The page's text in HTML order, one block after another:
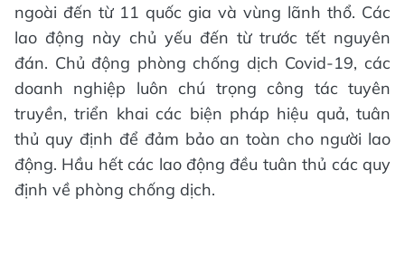
ngoài đến từ 11 quốc gia và vùng lãnh thổ. Các
lao động này chủ yếu đến từ trước tết nguyên
đán. Chủ động phòng chống dịch Covid-19, các
doanh nghiệp luôn chú trọng công tác tuyên
truyền, triển khai các biện pháp hiệu quả, tuân
thủ quy định để đảm bảo an toàn cho người lao
động. Hầu hết các lao động đều tuân thủ các quy
định về phòng chống dịch.